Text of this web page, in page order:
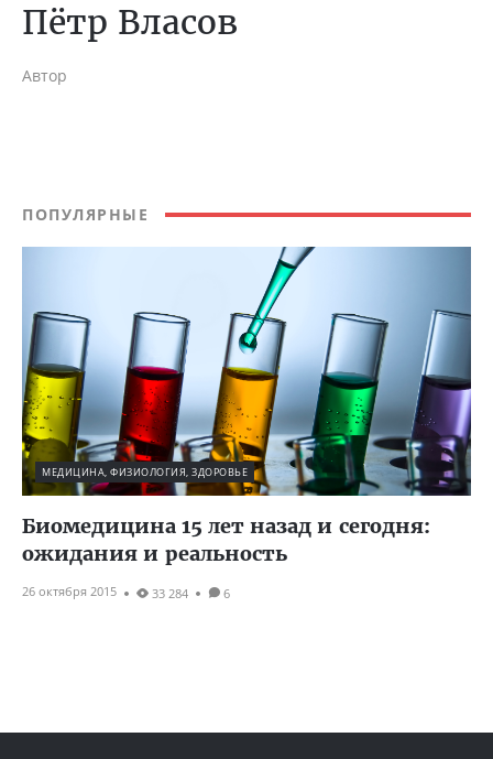
Пётр Власов
Автор
ПОПУЛЯРНЫЕ
МЕДИЦИНА, ФИЗИОЛОГИЯ, ЗДОРОВЬЕ
Биомедицина 15 лет назад и сегодня:
ожидания и реальность
26 октября 2015 33 284 6